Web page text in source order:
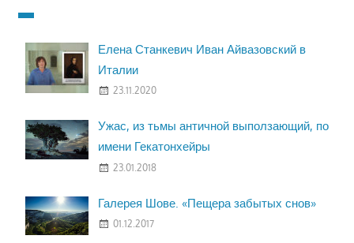
Елена Станкевич Иван Айвазовский в
Италии
23.11.2020
Ужас, из тьмы античной выползающий, по
имени Гекатонхейры
23.01.2018
Галерея Шове. «Пещера забытых снов»
01.12.2017